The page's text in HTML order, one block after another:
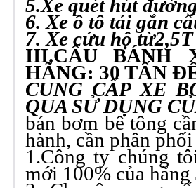
5.Xe quét hút
6. Xe ô tô tải gắn
7. Xe cứu hộ từ
III.CẨU BÁNH
HÃNG: 30 TẤN
CUNG CẤP XE
QUA SỬ DỤNG
bán bơm bê tông
hành, cần phân
1.Công ty chúng
mới 100% của